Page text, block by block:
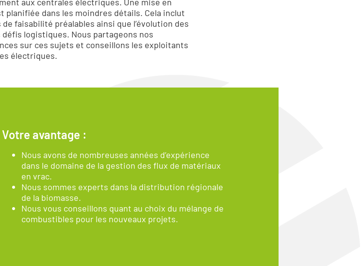
planifiée dans les moindres détails. Cela inclut
faisabilité préalables ainsi que l’évolution des
défis logistiques. Nous partageons nos
sur ces sujets et conseillons les exploitants
électriques.
Votre avantage :
Nous avons de nombreuses années d’expérience
dans le domaine de la gestion des flux de matériaux
en vrac.
Nous sommes experts dans la distribution régionale
de la biomasse.
Nous vous conseillons quant au choix du mélange de
combustibles pour les nouveaux projets.